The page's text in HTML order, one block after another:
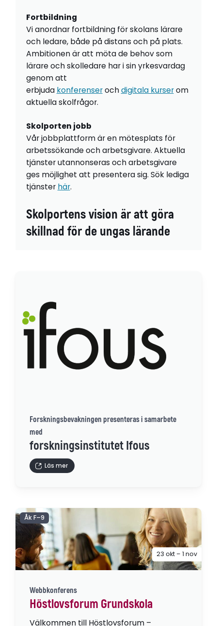
Fortbildning
Vi anordnar fortbildning för skolans lärare
och ledare, både på distans och på plats.
Ambitionen är att möta de behov som
lärare och skolledare har i sin yrkesvardag
genom att
erbjuda konferenserochdigitala kurserom
aktuella skolfrågor.
Skolporten jobb
Vår jobbplattform är en mötesplats för
arbetssökande och arbetsgivare. Aktuella
tjänster utannonseras och arbetsgivare
ges möjlighet att presentera sig. Sök lediga
tjänster här.
Skolportens vision är att göra
skillnad för de ungas lärande
Forskningsbevakningen presenteras i samarbete
med
forskningsinstitutet Ifous
Läs mer
Webbkonferens
Höstlovsforum Grundskola
Välkommen till Höstlovsforum –
Åk F–9
23 okt – 1 nov